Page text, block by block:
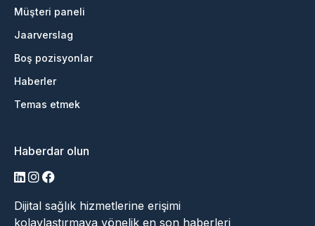
Müşteri paneli
Jaarverslag
Boş pozisyonlar
Haberler
Temas etmek
Haberdar olun
LinkedIn
Instagram
Facebook
Dijital sağlık hizmetlerine erişimi
kolaylaştırmaya yönelik en son haberleri